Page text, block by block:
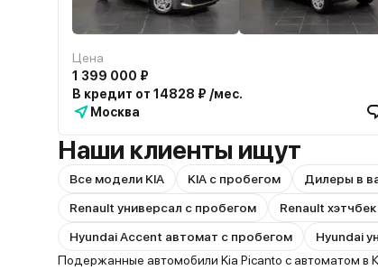
Цена
1 399 000 ₽
В кредит от 14828 ₽ /мес.
Москва
Наши клиенты ищут
Все модели KIA KIA с пробегом Дилеры в
Renault универсал с пробегом
Renault
Hyundai Accent автомат с пробегом
Hyundai
Подержанные автомобили Kia Picanto с автоматом в